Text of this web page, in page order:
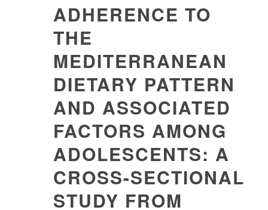
ADHERENCE TO
THE
MEDITERRANEAN
DIETARY PATTERN
AND ASSOCIATED
FACTORS AMONG
ADOLESCENTS: A
CROSS-SECTIONAL
STUDY FROM